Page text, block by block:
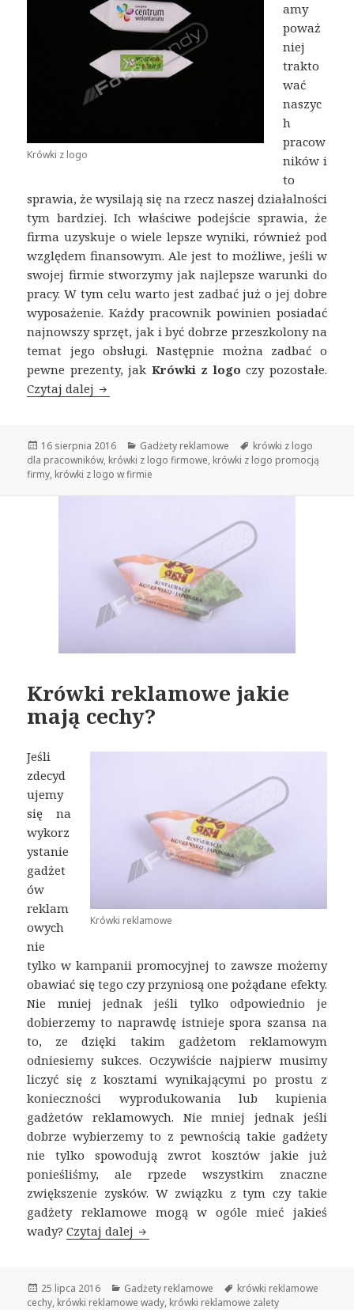
Krówki z logo
amy
poważ
niej
trakto
wać
naszyc
h
pracow
ników i
to
sprawia, że wysilają się na rzecz naszej działalności
tym bardziej. Ich właściwe podejście sprawia, że
firma uzyskuje o wiele lepsze wyniki, również pod
względem finansowym. Ale jest to możliwe, jeśli w
swojej firmie stworzymy jak najlepsze warunki do
pracy. W tym celu warto jest zadbać już o jej dobre
wyposażenie. Każdy pracownik powinien posiadać
najnowszy sprzęt, jak i być dobrze przeszkolony na
temat jego obsługi. Następnie można zadbać o
pewne prezenty, jak Krówki z logo czy pozostałe.
Czytaj dalej Krówki z logo dla pracowników
Opublikowano
16 sierpnia 2016 Kategorie
Gadżety reklamowe Tagi
krówki z logo
dla pracowników, krówki z logo firmowe, krówki z logo promocją
firmy, krówki z logo w firmie
Krówki reklamowe jakie
mają cechy?
Krówki reklamowe
Jeśli
zdecyd
ujemy
się na
wykorz
ystanie
gadżet
ów
reklam
owych
nie
tylko w kampanii promocyjnej to zawsze możemy
obawiać się tego czy przyniosą one pożądane efekty.
Nie mniej jednak jeśli tylko odpowiednio je
dobierzemy to naprawdę istnieje spora szansa na
to, ze dzięki takim gadżetom reklamowym
odniesiemy sukces. Oczywiście najpierw musimy
liczyć się z kosztami wynikającymi po prostu z
konieczności wyprodukowania lub kupienia
gadżetów reklamowych. Nie mniej jednak jeśli
dobrze wybierzemy to z pewnością takie gadżety
nie tylko spowodują zwrot kosztów jakie już
ponieśliśmy, ale rpzede wszystkim znaczne
zwiększenie zysków. W związku z tym czy takie
gadżety reklamowe mogą w ogóle mieć jakieś
wady?Czytaj dalej Krówki reklamowe jakie mają cechy?
Opublikowano
25 lipca 2016 Kategorie
Gadżety reklamowe Tagi
krówki reklamowe
cechy, krówki reklamowe wady, krówki reklamowe zalety